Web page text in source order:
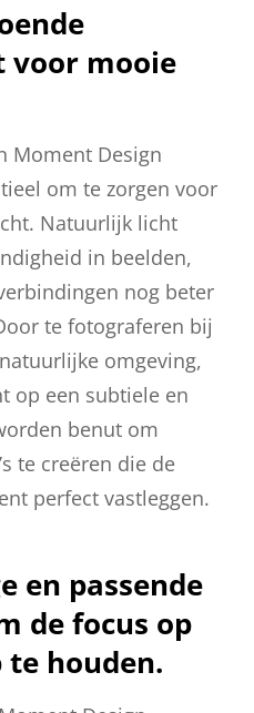
mooie
Moment Design
om te zorgen voor
Natuurlijk licht
in beelden,
nog beter
te fotograferen bij
omgeving,
op een subtiele en
benut om
te creëren die de
perfect vastleggen.
en passende
de focus op
houden.